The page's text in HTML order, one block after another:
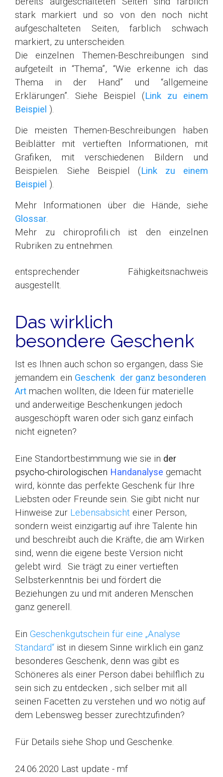
stark markiert und so von den noch nicht
aufgeschalteten Seiten, farblich schwach
markiert, zu unterscheiden.
Die einzelnen Themen-Beschreibungen sind
aufgeteilt in “Thema”, “Wie erkenne ich das
Thema in der Hand” und “allgemeine
Erklärungen”. Siehe Beispiel (Link zu einem
Beispiel ).
Die meisten Themen-Beschreibungen haben
Beiblätter mit vertieften Informationen, mit
Grafiken, mit verschiedenen Bildern und
Beispielen. Siehe Beispiel (Link zu einem
Beispiel ).
Mehr Informationen über die Hände, siehe
Glossar.
Mehr zu chiroprofili.ch ist den einzelnen
Rubriken zu entnehmen.
entsprechender Fähigkeitsnachweis
ausgestellt.
Das wirklich
besondere Geschenk
Ist es Ihnen auch schon so ergangen, dass Sie
jemandem ein Geschenk der ganz besonderen
Art machen wollten, die Ideen für materielle
und anderweitige Beschenkungen jedoch
ausgeschöpft waren oder sich ganz einfach
nicht eigneten?
Eine Standortbestimmung wie sie in der
psycho-chirologischen Handanalyse gemacht
wird, könnte das perfekte Geschenk für Ihre
Liebsten oder Freunde sein. Sie gibt nicht nur
Hinweise zur Lebensabsicht einer Person,
sondern weist einzigartig auf ihre Talente hin
und beschreibt auch die Kräfte, die am Wirken
sind, wenn die eigene beste Version nicht
gelebt wird. Sie trägt zu einer vertieften
Selbsterkenntnis bei und fördert die
Beziehungen zu und mit anderen Menschen
ganz generell.
Ein Geschenkgutschein für eine „Analyse
Standard“ ist in diesem Sinne wirklich ein ganz
besonderes Geschenk, denn was gibt es
Schöneres als einer Person dabei behilflich zu
sein sich zu entdecken , sich selber mit all
seinen Facetten zu verstehen und wo nötig auf
dem Lebensweg besser zurechtzufinden?
Für Details siehe Shop und Geschenke.
24.06.2020 Last update - mf